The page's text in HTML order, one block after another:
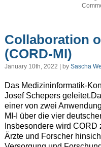
Collaboration
(CORD-MI)
January 10th, 2022 | by Sascha
Das Medizininformatik-
Josef Schepers
einer von zwei
MI-I über die vier
Insbesondere wird
Ärzte und Forscher